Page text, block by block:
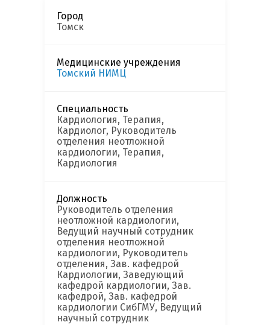
Город
Томск
Медицинские учреждения
Томский НИМЦ
Специальность
Кардиология, Терапия,
Кардиолог, Руководитель
отделения неотложной
кардиологии, Терапия,
Кардиология
Должность
Руководитель отделения
неотложной кардиологии,
Ведущий научный сотрудник
отделения неотложной
кардиологии, Руководитель
отделения, Зав. кафедрой
Кардиологии, Заведующий
кафедрой кардиологии, Зав.
кафедрой, Зав. кафедрой
кардиологии СибГМУ, Ведущий
научный сотрудник